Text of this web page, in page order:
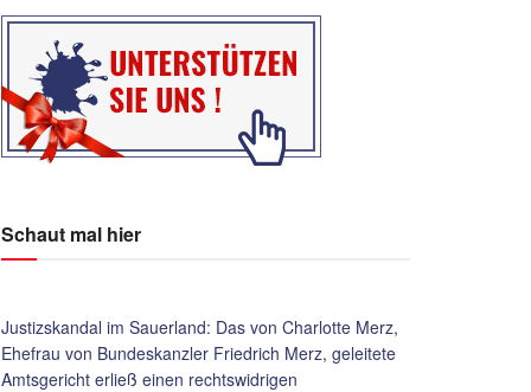
Schaut mal hier
Justizskandal im Sauerland: Das von Charlotte Merz,
Ehefrau von Bundeskanzler Friedrich Merz, geleitete
Amtsgericht erließ einen rechtswidrigen